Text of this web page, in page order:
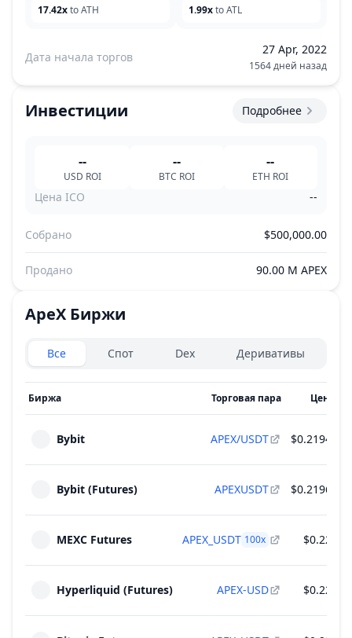
17.42xto ATH 1.99xto ATL
Дата начала торгов
27 Apr, 2022
1564 дней назад
Инвестиции Подробнее
--
USD ROI
--
BTC ROI
--
ETH ROI
Цена ICO --
Собрано $500,000.00
Продано 90.00 M APEX
ApeX Биржи
Exchanges type
Все Спот Dex Деривативы
Биржа Торговая пара Цена
Bybit APEX/USDT $0.2194
Bybit (Futures) APEXUSDT $0.2196
MEXC Futures APEX_USDT 100x $0.22
Hyperliquid (Futures) APEX-USD $0.22